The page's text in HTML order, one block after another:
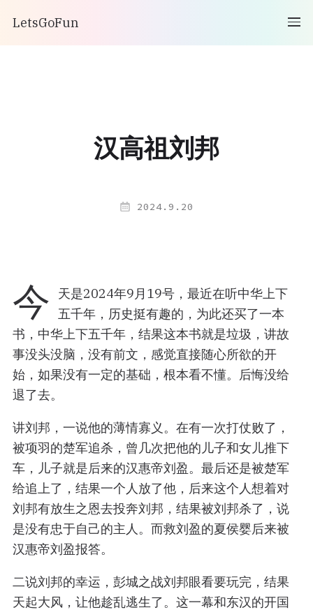
LetsGoFun
汉高祖刘邦
2024.9.20
今
天是2024年9月19号，最近在听中华上下
五千年，历史挺有趣的，为此还买了一本
书，中华上下五千年，结果这本书就是垃圾，讲故
事没头没脑，没有前文，感觉直接随心所欲的开
始，如果没有一定的基础，根本看不懂。后悔没给
退了去。
讲刘邦，一说他的薄情寡义。在有一次打仗败了，
被项羽的楚军追杀，曾几次把他的儿子和女儿推下
车，儿子就是后来的汉惠帝刘盈。最后还是被楚军
给追上了，结果一个人放了他，后来这个人想着对
刘邦有放生之恩去投奔刘邦，结果被刘邦杀了，说
是没有忠于自己的主人。而救刘盈的夏侯婴后来被
汉惠帝刘盈报答。
二说刘邦的幸运，彭城之战刘邦眼看要玩完，结果
天起大风，让他趁乱逃生了。这一幕和东汉的开国